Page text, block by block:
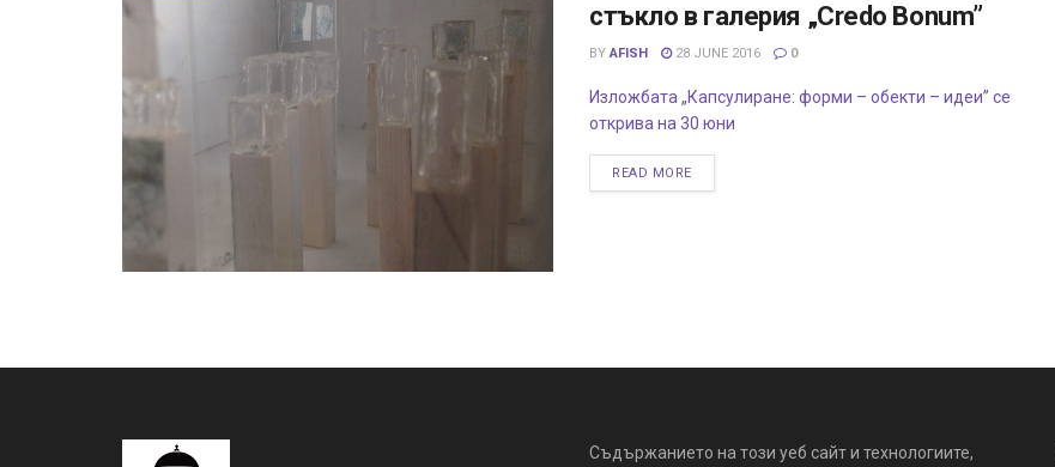
стъкло в галерия „Credo Bonum”
BY AFISH 28 JUNE 2016 0
Изложбата „Капсулиране: форми – обекти – идеи” се
открива на 30 юни
READ MORE
Съдържанието на този уеб сайт и технологиите,